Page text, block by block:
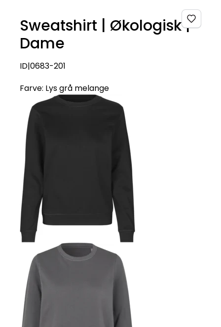
Sweatshirt | Økologisk |
Dame
ID|0683-201
Farve: Lys grå melange